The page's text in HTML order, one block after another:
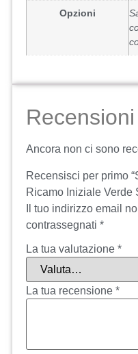
Opzioni
Recensioni
Ancora non ci sono
Recensisci per primo
Ricamo Iniziale Verde
Il tuo indirizzo email
contrassegnati *
La tua valutazione *
La tua recensione *